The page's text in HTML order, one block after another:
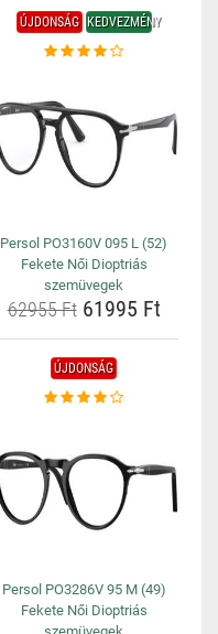
ÚJDONSÁG KEDVEZMÉNY
Persol PO3160V 095 L (52)
Fekete Női Dioptriás
szemüvegek
62955 Ft61995 Ft
ÚJDONSÁG
Persol PO3286V 95 M (49)
Fekete Női Dioptriás